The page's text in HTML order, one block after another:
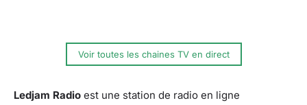
Voir toutes les chaines TV en direct
Ledjam Radio est une station de radio en ligne